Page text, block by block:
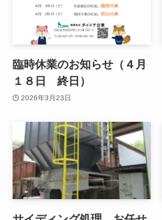
臨時休業のお知らせ（４月
１８日 終日）
2026年3月23日